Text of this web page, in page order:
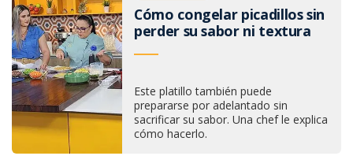
Cómo congelar picadillos sin
perder su sabor ni textura
Este platillo también puede
prepararse por adelantado sin
sacrificar su sabor. Una chef le explica
cómo hacerlo.